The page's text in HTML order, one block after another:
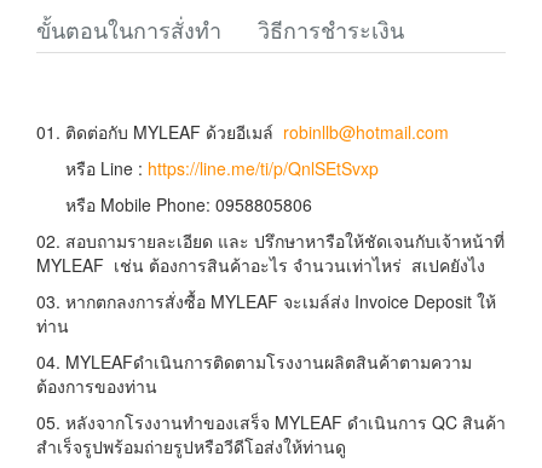
ขั้นตอนในการสั่งทำ วิธีการชำระเงิน
01. ติดต่อกับ MYLEAF ด้วยอีเมล์ robinllb@hotmail.com
หรือ Line : https://line.me/ti/p/QnlSEtSvxp
หรือ Mobile Phone: 0958805806
02. สอบถามรายละเอียด และ ปรึกษาหารือให้ชัดเจนกับเจ้าหน้าที่
MYLEAF เช่น ต้องการสินค้าอะไร จำนวนเท่าไหร่ สเปคยังไง
03. หากตกลงการสั่งซื้อ MYLEAF จะเมล์ส่ง Invoice Deposit ให้
ท่าน
04. MYLEAFดำเนินการติดตามโรงงานผลิตสินค้าตามความ
ต้องการของท่าน
05. หลังจากโรงงานทำของเสร็จ MYLEAF ดำเนินการ QC สินค้า
สำเร็จรูปพร้อมถ่ายรูปหรือวีดีโอส่งให้ท่านดู